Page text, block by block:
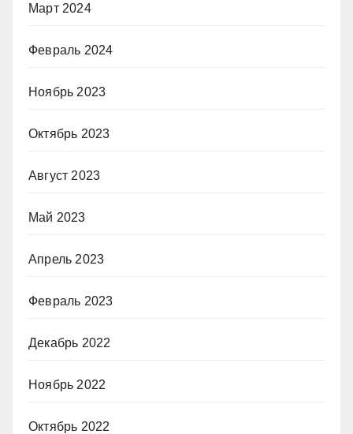
Март 2024
Февраль 2024
Ноябрь 2023
Октябрь 2023
Август 2023
Май 2023
Апрель 2023
Февраль 2023
Декабрь 2022
Ноябрь 2022
Октябрь 2022